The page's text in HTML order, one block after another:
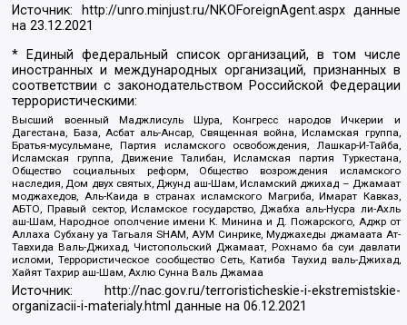
Источник: http://unro.minjust.ru/NKOForeignAgent.aspxданные
на23.12.2021
* Единый федеральный список организаций, в том числе
иностранных и международных организаций, признанных в
соответствии с законодательством Российской Федерации
террористическими:
Высший военный Маджлисуль Шура, Конгресс народов Ичкерии и
Дагестана, База, Асбат аль-Ансар, Священная война, Исламская группа,
Братья-мусульмане, Партия исламского освобождения, Лашкар-И-Тайба,
Исламская группа, Движение Талибан, Исламская партия Туркестана,
Общество социальных реформ, Общество возрождения исламского
наследия, Дом двух святых, Джунд аш-Шам, Исламский джихад – Джамаат
моджахедов, Аль-Каида в странах исламского Магриба, Имарат Кавказ,
АБТО, Правый сектор, Исламское государство, Джабха аль-Нусра ли-Ахль
аш-Шам, Народное ополчение имени К. Минина и Д. Пожарского, Аджр от
Аллаха Субхану уа Тагьаля SHAM, АУМ Синрике, Муджахеды джамаата Ат-
Тавхида Валь-Джихад, Чистопольский Джамаат, Рохнамо ба суи давлати
исломи, Террористическое сообщество Сеть, Катиба Таухид валь-Джихад,
Хайят Тахрир аш-Шам, Ахлю Сунна Валь Джамаа
Источник:
http://nac.gov.ru/terroristicheskie-i-ekstremistskie-
organizacii-i-materialy.html данные на06.12.2021